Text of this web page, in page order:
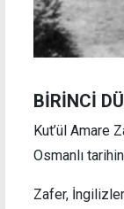
BİRİNCİ
Kut’ül Amare
Osmanlı
Zafer,